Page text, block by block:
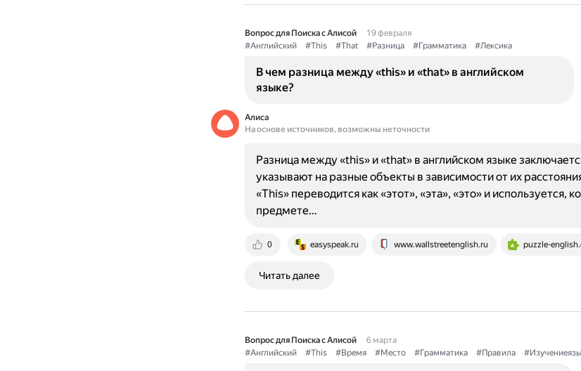
Вопрос для Поиска с Алисой
19 февраля
#Английский
#This #That #Разница #Грамматика #Лексика
В чем разница между «this» и «that» в английском
языке?
Алиса
На основе источников, возможны неточности
0 easyspeak.ru www.wallstreetenglish.ru puzzle-
Разница между «this» и «that» в английском языке
указывают на разные объекты в зависимости от их
«This» переводится как «этот», «эта», «это» и используется,
предмете…
Читать далее
Вопрос для Поиска с Алисой
6 марта
#Английский
#This #Время #Место #Грамматика #Правила